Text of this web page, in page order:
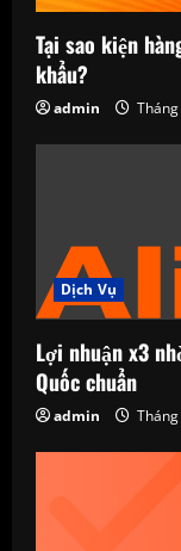
Tại sao kiện
khẩu?
admin
Dịch Vụ
Lợi nhuận x3
Quốc chuẩn
admin